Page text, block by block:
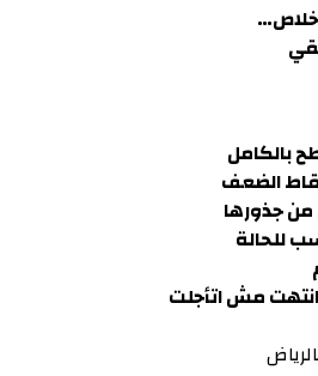
بالكامل
الضعف
جذورها
للحالة
مش اتأجلت